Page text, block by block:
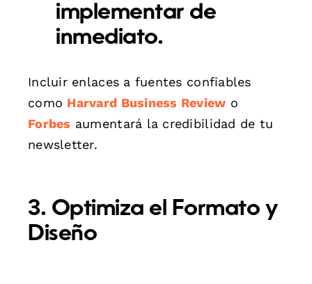
implementar de
inmediato.
Incluir enlaces a fuentes confiables
como Harvard Business Review o
Forbes aumentará la credibilidad de tu
newsletter.
3. Optimiza el Formato y
Diseño